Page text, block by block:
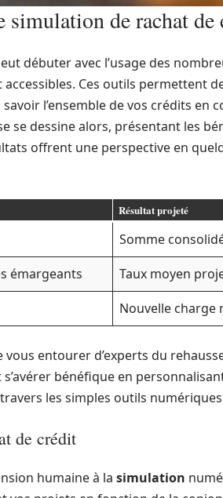
simulation de rachat de
débuter avec l’usage des
Ces outils permettent
l’ensemble de vos crédits en
se dessine alors, présentant les
offrent une perspective en
Résultat projeté
Somme
émargeants
Taux moyen
Nouvelle charge
entourer d’experts du
s’avérer bénéfique en
les simples outils
de crédit
humaine à la simulation